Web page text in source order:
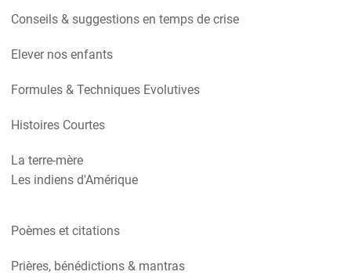
Conseils & suggestions en temps de crise
Elever nos enfants
Formules & Techniques Evolutives
Histoires Courtes
La terre-mère
Les indiens d'Amérique
Poèmes et citations
Prières, bénédictions & mantras